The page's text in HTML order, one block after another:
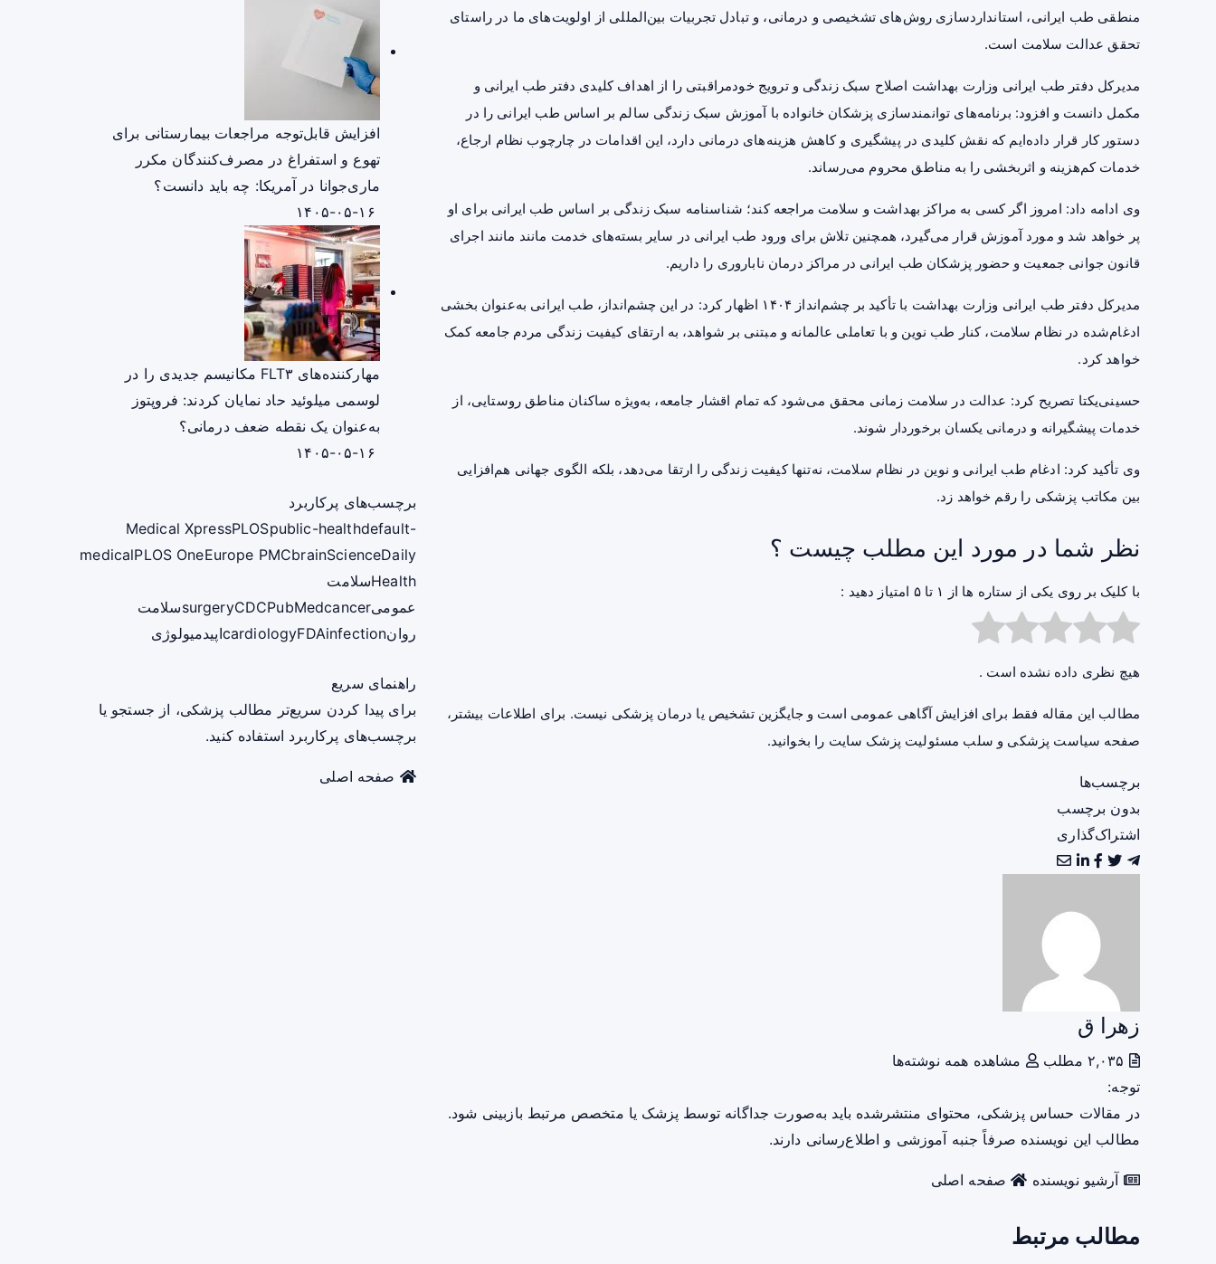
منطقی طب ایرانی، استانداردسازی روش‌های تشخیصی و درمانی، و تبادل تجربیات بین‌المللی از اولویت‌های ما در راستای
تحقق عدالت سلامت است.
مدیرکل دفتر طب ایرانی وزارت بهداشت اصلاح سبک زندگی و ترویج خودمراقبتی را از اهداف کلیدی دفتر طب ایرانی و
مکمل دانست و افزود: برنامه‌های توانمندسازی پزشکان خانواده با آموزش سبک زندگی سالم بر اساس طب ایرانی را در
دستور کار قرار داده‌ایم که نقش کلیدی در پیشگیری و کاهش هزینه‌های درمانی دارد، این اقدامات در چارچوب نظام ارجاع،
خدمات کم‌هزینه و اثربخشی را به مناطق محروم می‌رساند.
وی ادامه داد: امروز اگر کسی به مراکز بهداشت و سلامت مراجعه کند؛ شناسنامه سبک زندگی بر اساس طب ایرانی برای او
پر خواهد شد و مورد آموزش قرار می‌گیرد، همچنین تلاش برای ورود طب ایرانی در سایر بسته‌های خدمت مانند مانند اجرای
قانون جوانی جمعیت و حضور پزشکان طب ایرانی در مراکز درمان ناباروری را داریم.
مدیرکل دفتر طب ایرانی وزارت بهداشت با تأکید بر چشم‌انداز ۱۴۰۴ اظهار کرد: در این چشم‌انداز، طب ایرانی به‌عنوان بخشی
ادغام‌شده در نظام سلامت، کنار طب نوین و با تعاملی عالمانه و مبتنی بر شواهد، به ارتقای کیفیت زندگی مردم جامعه کمک
خواهد کرد.
حسینی‌یکتا تصریح کرد: عدالت در سلامت زمانی محقق می‌شود که تمام اقشار جامعه، به‌ویژه ساکنان مناطق روستایی، از
خدمات پیشگیرانه و درمانی یکسان برخوردار شوند.
وی تأکید کرد: ادغام طب ایرانی و نوین در نظام سلامت، نه‌تنها کیفیت زندگی را ارتقا می‌دهد، بلکه الگوی جهانی هم‌افزایی
بین مکاتب پزشکی را رقم خواهد زد.
نظر شما در مورد این مطلب چیست ؟
با کلیک بر روی یکی از ستاره ها از ۱ تا ۵ امتیاز دهید :
هیچ نظری داده نشده است .
مطالب این مقاله فقط برای افزایش آگاهی عمومی است و جایگزین تشخیص یا درمان پزشکی نیست. برای اطلاعات بیشتر،
صفحه سیاست پزشکی و سلب مسئولیت پزشک سایت را بخوانید.
برچسب‌ها
بدون برچسب
اشتراک‌گذاری
زهرا ق
مشاهده همه نوشته‌ها
توجه:
در مقالات حساس پزشکی، محتوای منتشرشده باید به‌صورت جداگانه توسط پزشک یا متخصص مرتبط بازبینی شود.
مطالب این نویسنده صرفاً جنبه آموزشی و اطلاع‌رسانی دارند.
آرشیو نویسنده صفحه اصلی
مطالب مرتبط
افزایش قابل‌توجه مراجعات بیمارستانی برای
تهوع و استفراغ در مصرف‌کنندگان مکرر
ماری‌جوانا در آمریکا: چه باید دانست؟
مهارکننده‌های FLT۳ مکانیسم جدیدی را در
لوسمی میلوئید حاد نمایان کردند: فروپتوز
به‌عنوان یک نقطه ضعف درمانی؟
برچسب‌های پرکاربرد
Medical XpressPLOSpublic-healthdefault-
medicalPLOS OneEurope PMCbrainScienceDaily
Healthسلامت
عمومی
surgeryCDCPubMedcancer
سلامت
روان
cardiologyFDAinfection اپیدمیولوژی
راهنمای سریع
برای پیدا کردن سریع‌تر مطالب پزشکی، از جستجو یا
برچسب‌های پرکاربرد استفاده کنید.
صفحه اصلی